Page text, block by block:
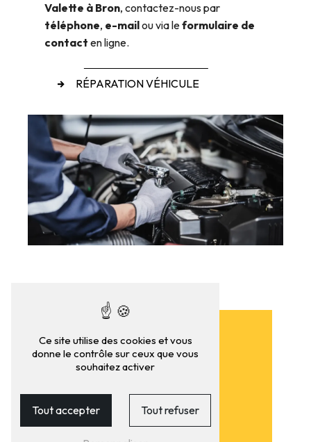
Valette à Bron, contactez-nous par
téléphone, e-mailou via leformulaire de
contact en ligne.
RÉPARATION VÉHICULE
Ce site utilise des cookies et vous
donne le contrôle sur ceux que vous
souhaitez activer
Tout accepter Tout refuser